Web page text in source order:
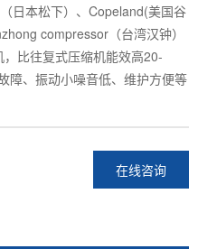
日本松下）、Copeland(美国谷
compressor（台湾汉钟）
比往复式压缩机能效高20-
障、振动小噪音低、维护方便等
在线咨询